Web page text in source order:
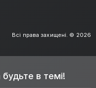
Всі права захищені. © 2026
в темі!